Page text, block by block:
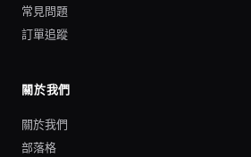
常見問題
訂單追蹤
關於我們
關於我們
部落格